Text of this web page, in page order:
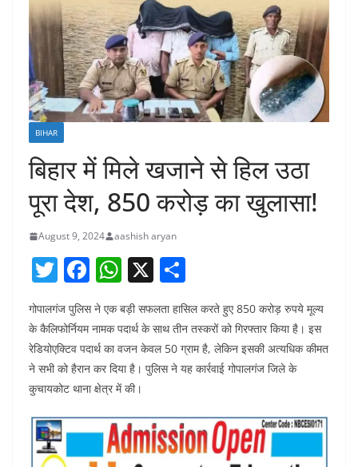
BIHAR
बिहार में मिले खजाने से हिल उठा
पूरा देश, 850 करोड़ का खुलासा!
August 9, 2024 aashish aryan
T
w
itt
er
F
a
c
e
b
o
o
k
W
h
at
s
A
p
p
X
h
ar
e
गोपालगंज पुलिस ने एक बड़ी सफलता हासिल करते हुए 850 करोड़ रुपये मूल्य
के कैलिफोर्नियम नामक पदार्थ के साथ तीन तस्करों को गिरफ्तार किया है। इस
रेडियोएक्टिव पदार्थ का वजन केवल 50 ग्राम है, लेकिन इसकी अत्यधिक कीमत
ने सभी को हैरान कर दिया है। पुलिस ने यह कार्रवाई गोपालगंज जिले के
कुचायकोट थाना क्षेत्र में की।